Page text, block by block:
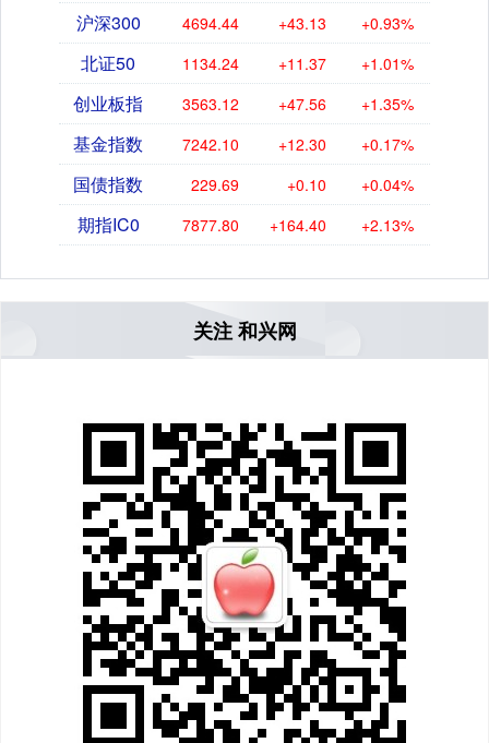
沪深300 4694.44 +43.13 +0.93%
北证50 1134.24 +11.37 +1.01%
创业板指 3563.12 +47.56 +1.35%
基金指数 7242.10 +12.30 +0.17%
国债指数 229.69 +0.10 +0.04%
期指IC0 7877.80 +164.40 +2.13%
关注 和兴网